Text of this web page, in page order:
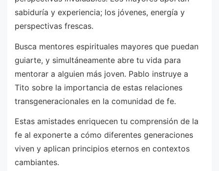
sabiduría y experiencia; los jóvenes, energía y
perspectivas frescas.
Busca mentores espirituales mayores que puedan
guiarte, y simultáneamente abre tu vida para
mentorar a alguien más joven. Pablo instruye a
Tito sobre la importancia de estas relaciones
transgeneracionales en la comunidad de fe.
Estas amistades enriquecen tu comprensión de la
fe al exponerte a cómo diferentes generaciones
viven y aplican principios eternos en contextos
cambiantes.